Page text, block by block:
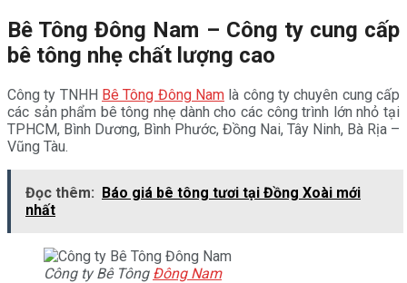
Bê Tông Đông Nam – Công ty cung cấp
bê tông nhẹ chất lượng cao
Công ty TNHH Bê Tông Đông Nam là công ty chuyên cung cấp
các sản phẩm bê tông nhẹ dành cho các công trình lớn nhỏ tại
TPHCM, Bình Dương, Bình Phước, Đồng Nai, Tây Ninh, Bà Rịa –
Vũng Tàu.
Đọc thêm: Báo giá bê tông tươi tại Đồng Xoài mới
nhất
Công ty Bê Tông Đông Nam